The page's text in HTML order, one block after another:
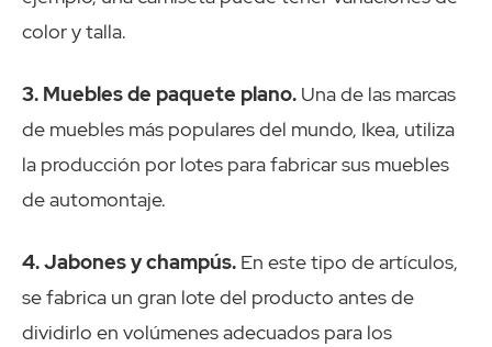
color y talla.
3. Muebles de paquete plano. Una de las marcas
de muebles más populares del mundo, Ikea, utiliza
la producción por lotes para fabricar sus muebles
de automontaje.
4. Jabones y champús. En este tipo de artículos,
se fabrica un gran lote del producto antes de
dividirlo en volúmenes adecuados para los